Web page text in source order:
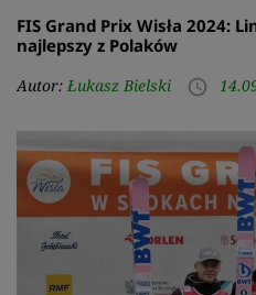
FIS Grand Prix Wisła 2024:
najlepszy z Polaków
Autor: Łukasz Bielski access_time